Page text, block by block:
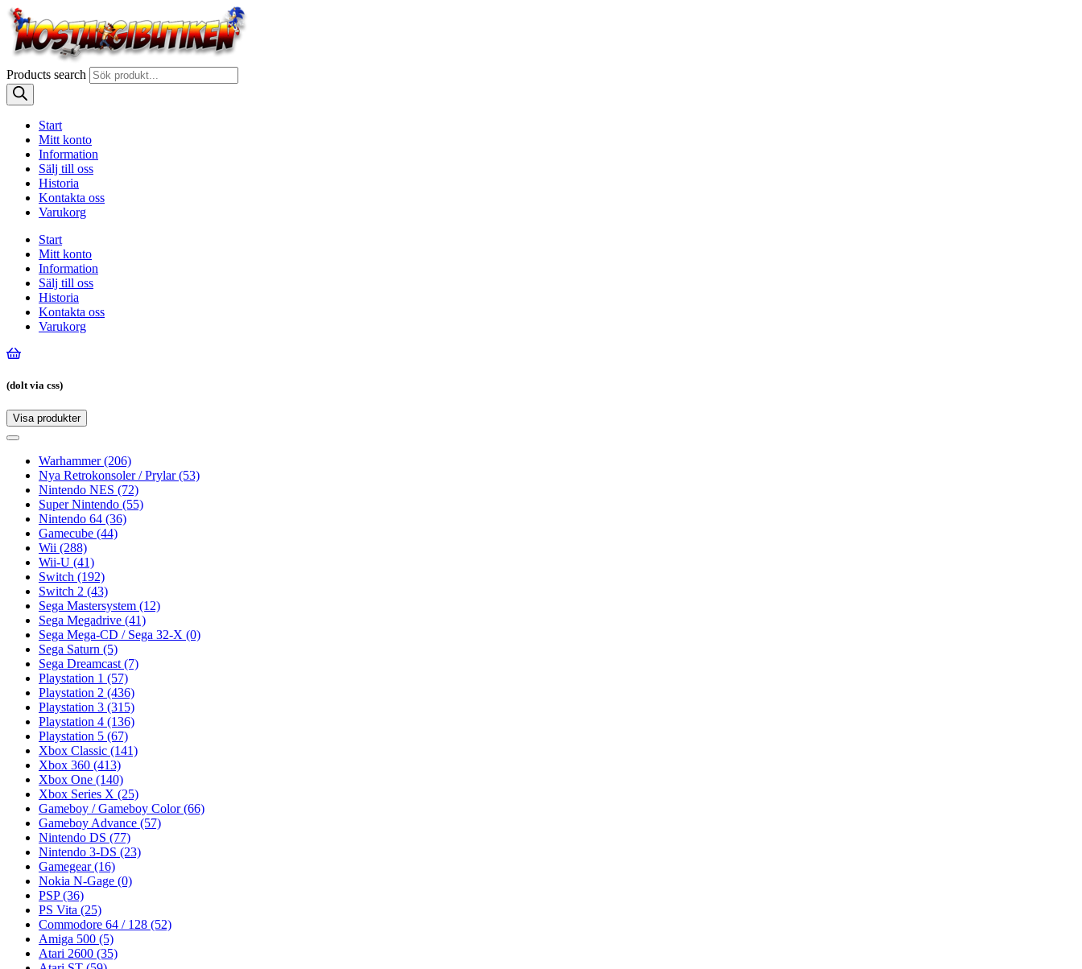
Products search
Start
Mitt konto
Information
Sälj till oss
Historia
Kontakta oss
Varukorg
Start
Mitt konto
Information
Sälj till oss
Historia
Kontakta oss
Varukorg
(dolt via css)
Visa produkter
Toggle
Toggle
navigationWarhammer(206)
Nya Retrokonsoler / Prylar(53)
Nintendo NES (72)
Super Nintendo (55)
Nintendo 64 (36)
Gamecube (44)
Wii (288)
Wii-U (41)
Switch (192)
Switch 2 (43)
Sega Mastersystem (12)
Sega Megadrive (41)
Sega Mega-CD / Sega 32-X (0)
Sega Saturn (5)
Sega Dreamcast (7)
Playstation 1 (57)
Playstation 2 (436)
Playstation 3 (315)
Playstation 4 (136)
Playstation 5 (67)
Xbox Classic (141)
Xbox 360 (413)
Xbox One (140)
Xbox Series X (25)
Gameboy / Gameboy Color(66)
Gameboy Advance (57)
Nintendo DS (77)
Nintendo 3-DS (23)
Gamegear(16)
Nokia N-Gage (0)
PSP(36)
PS Vita (25)
Commodore 64 / 128 (52)
Amiga 500 (5)
Atari 2600 (35)